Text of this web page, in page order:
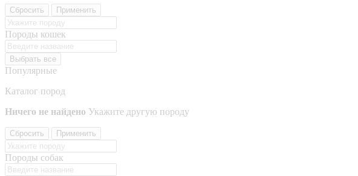
Сбросить Применить
Породы кошек
Выбрать все
Популярные
Каталог пород
Ничего не найдено Укажите другую породу
Сбросить Применить
Породы собак